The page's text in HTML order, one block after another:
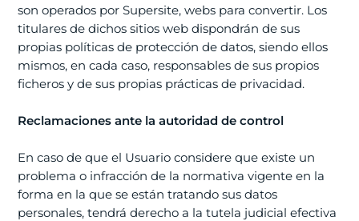
son operados por Supersite, webs para convertir. Los
titulares de dichos sitios web dispondrán de sus
propias políticas de protección de datos, siendo ellos
mismos, en cada caso, responsables de sus propios
ficheros y de sus propias prácticas de privacidad.
Reclamaciones ante la autoridad de control
En caso de que el Usuario considere que existe un
problema o infracción de la normativa vigente en la
forma en la que se están tratando sus datos
personales, tendrá derecho a la tutela judicial efectiva